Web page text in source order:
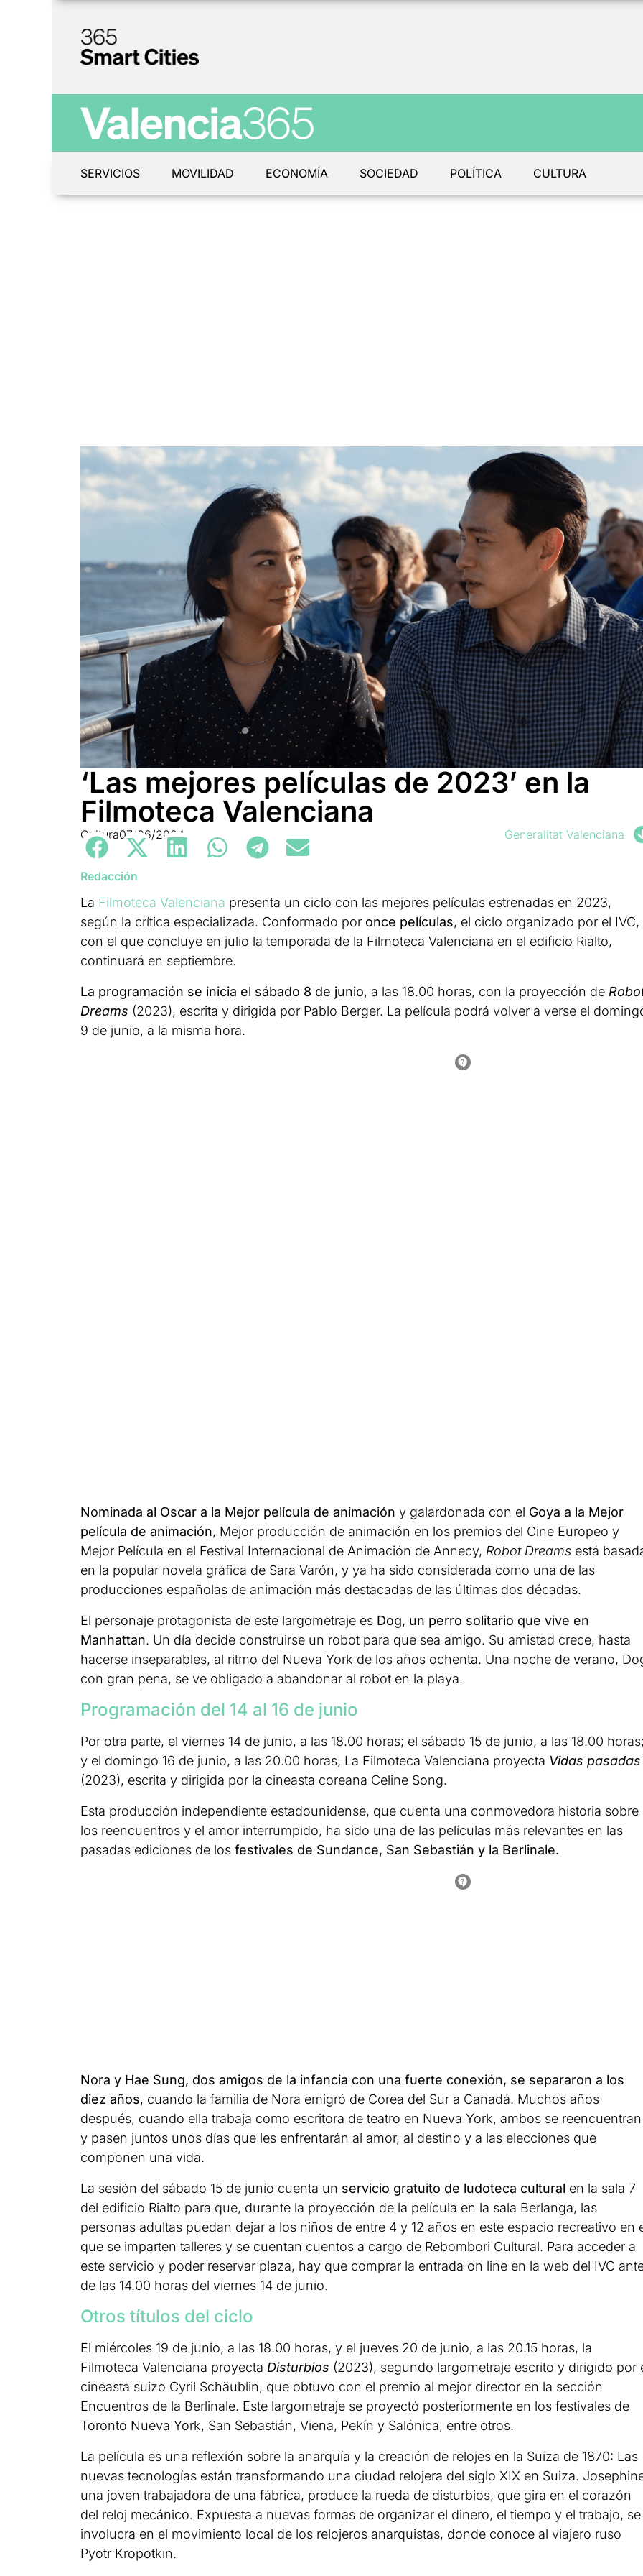
SERVICIOS MOVILIDAD ECONOMÍA SOCIEDAD POLÍTICA CULTURA
‘Las mejores películas de 2023’ en la
Filmoteca Valenciana
Cultura07/06/2024 Generalitat Valenciana
Redacción
La Filmoteca Valenciana presenta un ciclo con las mejores películas estrenadas en 2023,
según la crítica especializada. Conformado por once películas, el ciclo organizado por el IVC,
con el que concluye en julio la temporada de la Filmoteca Valenciana en el edificio Rialto,
continuará en septiembre.
La programación se inicia el sábado 8 de junio, a las 18.00 horas, con la proyección de
Dreams (2023), escrita y dirigida por Pablo Berger. La película podrá volver a verse el
9 de junio, a la misma hora.
Nominada al Oscar a la Mejor película de animación y galardonada con el Goya a la Mejor
película de animación, Mejor producción de animación en los premios del Cine Europeo y
Mejor Película en el Festival Internacional de Animación de Annecy, Robot Dreams está
en la popular novela gráfica de Sara Varón, y ya ha sido considerada como una de las
producciones españolas de animación más destacadas de las últimas dos décadas.
El personaje protagonista de este largometraje es Dog, un perro solitario que vive en
Manhattan. Un día decide construirse un robot para que sea amigo. Su amistad crece, hasta
hacerse inseparables, al ritmo del Nueva York de los años ochenta. Una noche de verano,
con gran pena, se ve obligado a abandonar al robot en la playa.
Programación del 14 al 16 de junio
Por otra parte, el viernes 14 de junio, a las 18.00 horas; el sábado 15 de junio, a las 18.00
y el domingo 16 de junio, a las 20.00 horas, La Filmoteca Valenciana proyecta Vidas pasadas
(2023), escrita y dirigida por la cineasta coreana Celine Song.
Esta producción independiente estadounidense, que cuenta una conmovedora historia sobre
los reencuentros y el amor interrumpido, ha sido una de las películas más relevantes en las
pasadas ediciones de los festivales de Sundance, San Sebastián y la Berlinale.
Nora y Hae Sung, dos amigos de la infancia con una fuerte conexión, se separaron a los
diez años, cuando la familia de Nora emigró de Corea del Sur a Canadá. Muchos años
después, cuando ella trabaja como escritora de teatro en Nueva York, ambos se reencuentran
y pasen juntos unos días que les enfrentarán al amor, al destino y a las elecciones que
componen una vida.
La sesión del sábado 15 de junio cuenta un servicio gratuito de ludoteca cultural en la sala 7
del edificio Rialto para que, durante la proyección de la película en la sala Berlanga, las
personas adultas puedan dejar a los niños de entre 4 y 12 años en este espacio recreativo en
que se imparten talleres y se cuentan cuentos a cargo de Rebombori Cultural. Para acceder a
este servicio y poder reservar plaza, hay que comprar la entrada on line en la web del IVC
de las 14.00 horas del viernes 14 de junio.
Otros títulos del ciclo
El miércoles 19 de junio, a las 18.00 horas, y el jueves 20 de junio, a las 20.15 horas, la
Filmoteca Valenciana proyecta Disturbios (2023), segundo largometraje escrito y dirigido por
cineasta suizo Cyril Schäublin, que obtuvo con el premio al mejor director en la sección
Encuentros de la Berlinale. Este largometraje se proyectó posteriormente en los festivales de
Toronto Nueva York, San Sebastián, Viena, Pekín y Salónica, entre otros.
La película es una reflexión sobre la anarquía y la creación de relojes en la Suiza de 1870: Las
nuevas tecnologías están transformando una ciudad relojera del siglo XIX en Suiza.
una joven trabajadora de una fábrica, produce la rueda de disturbios, que gira en el corazón
del reloj mecánico. Expuesta a nuevas formas de organizar el dinero, el tiempo y el trabajo, se
involucra en el movimiento local de los relojeros anarquistas, donde conoce al viajero ruso
Pyotr Kropotkin.